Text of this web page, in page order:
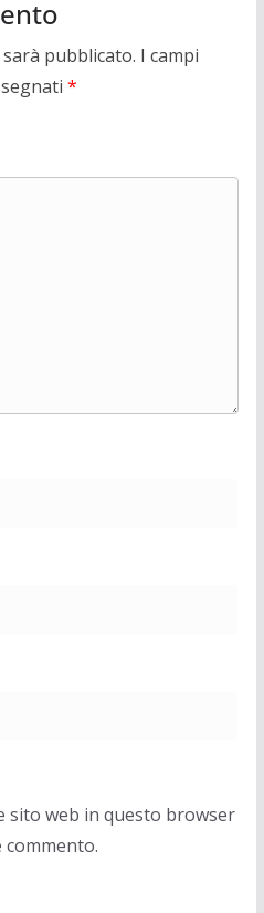
pubblicato. I campi
*
sito web in questo browser